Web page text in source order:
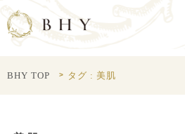
BHY TOP タグ : 美肌